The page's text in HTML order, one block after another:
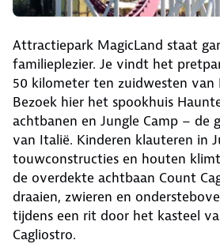
Attractiepark MagicLand staat
familieplezier. Je vindt het
50 kilometer ten zuidwesten van
Bezoek hier het spookhuis
achtbanen en Jungle Camp – de
van Italië. Kinderen klauteren in
touwconstructies en houten
de overdekte achtbaan Count
draaien, zwieren en
tijdens een rit door het kasteel
Cagliostro.